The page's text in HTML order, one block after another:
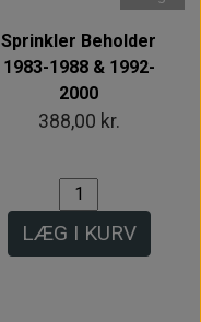
Sprinkler Beholder
1983-1988 & 1992-
2000
388,00 kr.
LÆG I KURV